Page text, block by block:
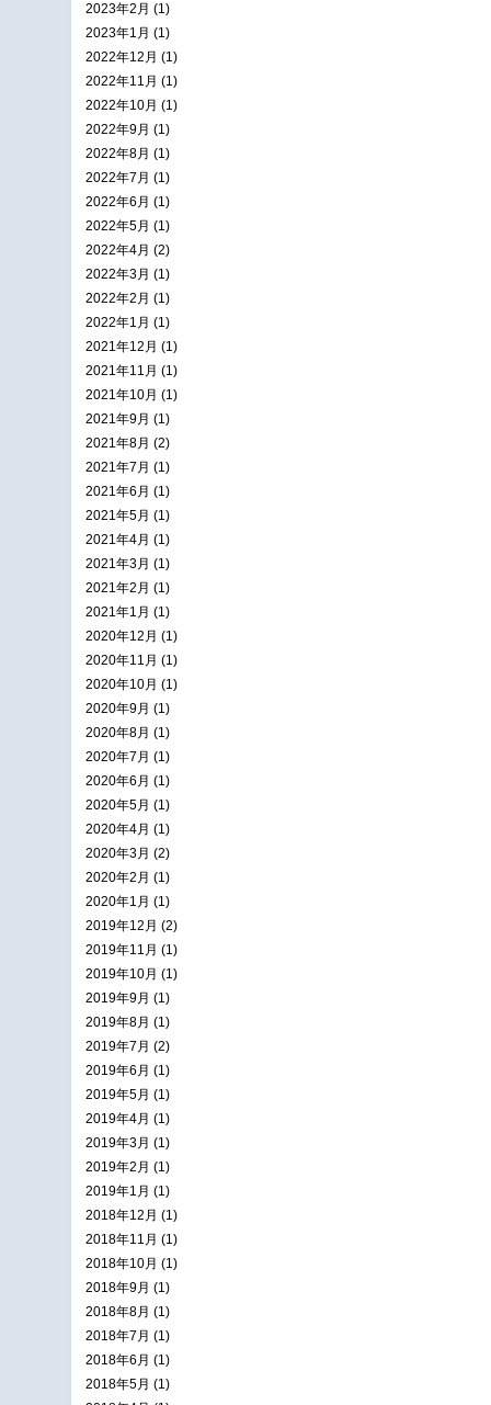
2023年2月 (1)
2023年1月 (1)
2022年12月 (1)
2022年11月 (1)
2022年10月 (1)
2022年9月 (1)
2022年8月 (1)
2022年7月 (1)
2022年6月 (1)
2022年5月 (1)
2022年4月 (2)
2022年3月 (1)
2022年2月 (1)
2022年1月 (1)
2021年12月 (1)
2021年11月 (1)
2021年10月 (1)
2021年9月 (1)
2021年8月 (2)
2021年7月 (1)
2021年6月 (1)
2021年5月 (1)
2021年4月 (1)
2021年3月 (1)
2021年2月 (1)
2021年1月 (1)
2020年12月 (1)
2020年11月 (1)
2020年10月 (1)
2020年9月 (1)
2020年8月 (1)
2020年7月 (1)
2020年6月 (1)
2020年5月 (1)
2020年4月 (1)
2020年3月 (2)
2020年2月 (1)
2020年1月 (1)
2019年12月 (2)
2019年11月 (1)
2019年10月 (1)
2019年9月 (1)
2019年8月 (1)
2019年7月 (2)
2019年6月 (1)
2019年5月 (1)
2019年4月 (1)
2019年3月 (1)
2019年2月 (1)
2019年1月 (1)
2018年12月 (1)
2018年11月 (1)
2018年10月 (1)
2018年9月 (1)
2018年8月 (1)
2018年7月 (1)
2018年6月 (1)
2018年5月 (1)